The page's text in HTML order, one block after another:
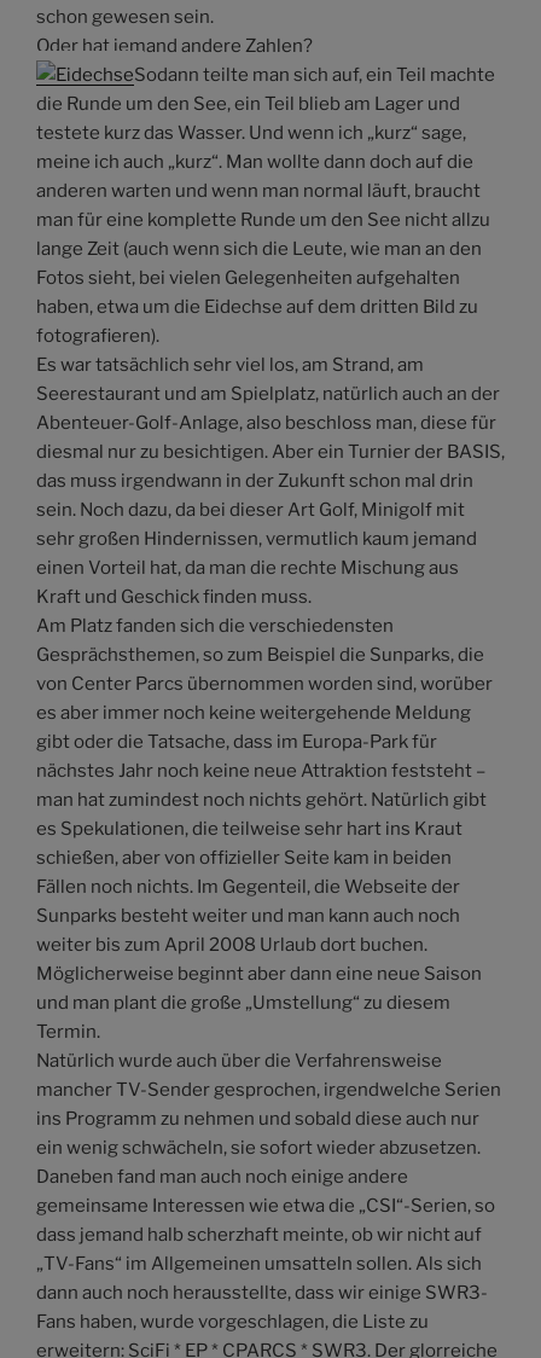
schon gewesen sein.
Oder hat jemand andere Zahlen?
Sodann teilte man sich auf, ein Teil machte
die Runde um den See, ein Teil blieb am Lager und
testete kurz das Wasser. Und wenn ich „kurz“ sage,
meine ich auch „kurz“. Man wollte dann doch auf die
anderen warten und wenn man normal läuft, braucht
man für eine komplette Runde um den See nicht allzu
lange Zeit (auch wenn sich die Leute, wie man an den
Fotos sieht, bei vielen Gelegenheiten aufgehalten
haben, etwa um die Eidechse auf dem dritten Bild zu
fotografieren).
Es war tatsächlich sehr viel los, am Strand, am
Seerestaurant und am Spielplatz, natürlich auch an der
Abenteuer-Golf-Anlage, also beschloss man, diese für
diesmal nur zu besichtigen. Aber ein Turnier der BASIS,
das muss irgendwann in der Zukunft schon mal drin
sein. Noch dazu, da bei dieser Art Golf, Minigolf mit
sehr großen Hindernissen, vermutlich kaum jemand
einen Vorteil hat, da man die rechte Mischung aus
Kraft und Geschick finden muss.
Am Platz fanden sich die verschiedensten
Gesprächsthemen, so zum Beispiel die Sunparks, die
von Center Parcs übernommen worden sind, worüber
es aber immer noch keine weitergehende Meldung
gibt oder die Tatsache, dass im Europa-Park für
nächstes Jahr noch keine neue Attraktion feststeht –
man hat zumindest noch nichts gehört. Natürlich gibt
es Spekulationen, die teilweise sehr hart ins Kraut
schießen, aber von offizieller Seite kam in beiden
Fällen noch nichts. Im Gegenteil, die Webseite der
Sunparks besteht weiter und man kann auch noch
weiter bis zum April 2008 Urlaub dort buchen.
Möglicherweise beginnt aber dann eine neue Saison
und man plant die große „Umstellung“ zu diesem
Termin.
Natürlich wurde auch über die Verfahrensweise
mancher TV-Sender gesprochen, irgendwelche Serien
ins Programm zu nehmen und sobald diese auch nur
ein wenig schwächeln, sie sofort wieder abzusetzen.
Daneben fand man auch noch einige andere
gemeinsame Interessen wie etwa die „CSI“-Serien, so
dass jemand halb scherzhaft meinte, ob wir nicht auf
„TV-Fans“ im Allgemeinen umsatteln sollen. Als sich
dann auch noch herausstellte, dass wir einige SWR3-
Fans haben, wurde vorgeschlagen, die Liste zu
erweitern: SciFi * EP * CPARCS * SWR3. Der glorreiche